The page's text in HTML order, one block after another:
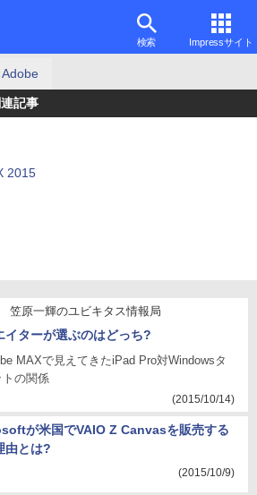
検索 Impressサイト
Adobe
記事
2015
笠原一輝のユビキタス情報局
イターが選ぶのはどっち?
MAXで見えてきたiPad Pro対Windowsタ
トの関係
(2015/10/14)
が米国でVAIO Z Canvasを販売する
由とは?
(2015/10/9)